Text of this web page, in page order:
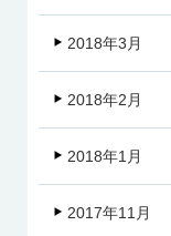
2018年3月
2018年2月
2018年1月
2017年11月